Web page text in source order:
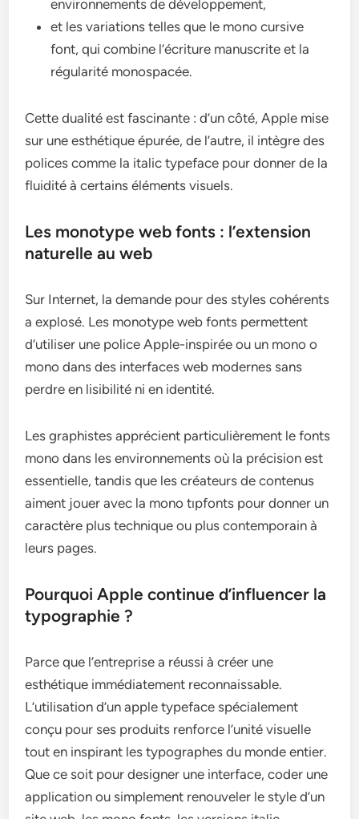
environnements de développement,
et les variations telles que le mono cursive
font, qui combine l’écriture manuscrite et la
régularité monospacée.
Cette dualité est fascinante : d’un côté, Apple mise
sur une esthétique épurée, de l’autre, il intègre des
polices comme la italic typeface pour donner de la
fluidité à certains éléments visuels.
Les monotype web fonts : l’extension
naturelle au web
Sur Internet, la demande pour des styles cohérents
a explosé. Les monotype web fonts permettent
d’utiliser une police Apple-inspirée ou un mono o
mono dans des interfaces web modernes sans
perdre en lisibilité ni en identité.
Les graphistes apprécient particulièrement le fonts
mono dans les environnements où la précision est
essentielle, tandis que les créateurs de contenus
aiment jouer avec la mono tıpfonts pour donner un
caractère plus technique ou plus contemporain à
leurs pages.
Pourquoi Apple continue d’influencer la
typographie ?
Parce que l’entreprise a réussi à créer une
esthétique immédiatement reconnaissable.
L’utilisation d’un apple typeface spécialement
conçu pour ses produits renforce l’unité visuelle
tout en inspirant les typographes du monde entier.
Que ce soit pour designer une interface, coder une
application ou simplement renouveler le style d’un